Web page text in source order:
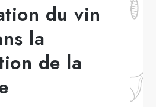
du vin
la
de la